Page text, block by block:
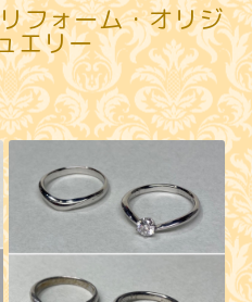
フォーム・オリジ
エリー